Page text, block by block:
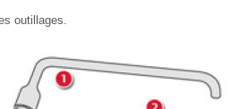
outillages.